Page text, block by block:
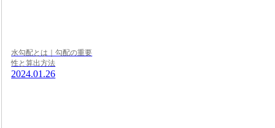
水勾配とは｜勾配の重要
性と算出方法
2024.01.26